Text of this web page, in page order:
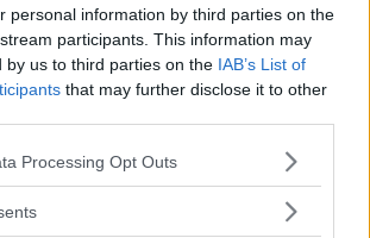
personal information by third parties on the
participants. This information may
by us to third parties on the IAB’s List of
that may further disclose it to other
website/app uses one or more Google
visit or usage behaviour. You may click to
Processing Opt Outs
le pappardelle al cinghiale
in tavola.
al cinghiale alla